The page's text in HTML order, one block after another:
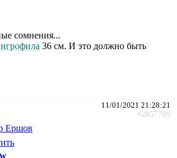
сомнения...
36 см. И это должно быть
11/01/2021 21:28:21
#2857709
Ершов